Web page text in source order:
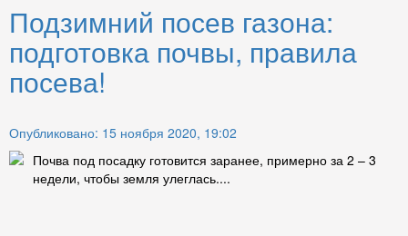
Подзимний посев газона:
подготовка почвы, правила
посева!
Опубликовано: 15 ноября 2020, 19:02
Почва под посадку готовится заранее, примерно за 2 – 3
недели, чтобы земля улеглась....